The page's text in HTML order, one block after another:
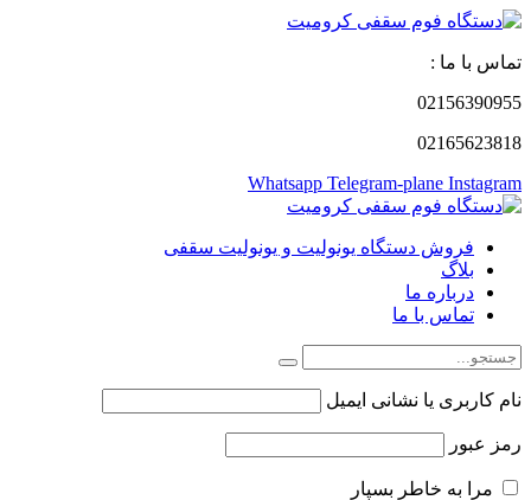
تماس با ما :
02156390955
02165623818
Whatsapp Telegram-plane Instagram
فروش دستگاه یونولیت و یونولیت سقفی
بلاگ
درباره ما
تماس با ما
نام کاربری یا نشانی ایمیل
رمز عبور
مرا به خاطر بسپار